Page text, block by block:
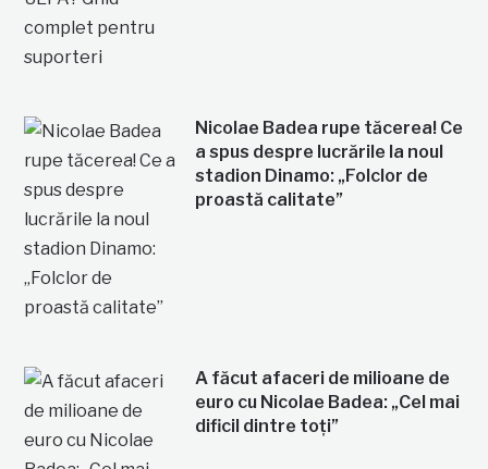
Nicolae Badea rupe tăcerea! Ce
a spus despre lucrările la noul
stadion Dinamo: „Folclor de
proastă calitate”
A făcut afaceri de milioane de
euro cu Nicolae Badea: „Cel mai
dificil dintre toți”